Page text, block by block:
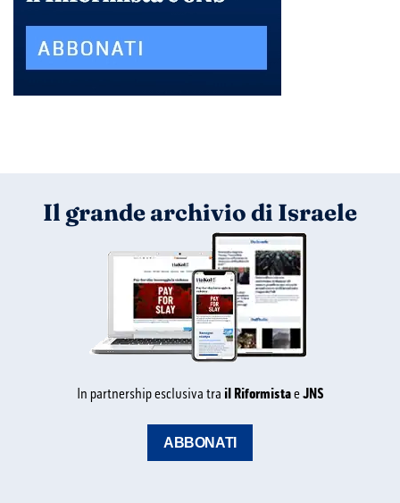
Il grande archivio di Israele
In partnership esclusiva tra il RiformistaeJNS
ABBONATI